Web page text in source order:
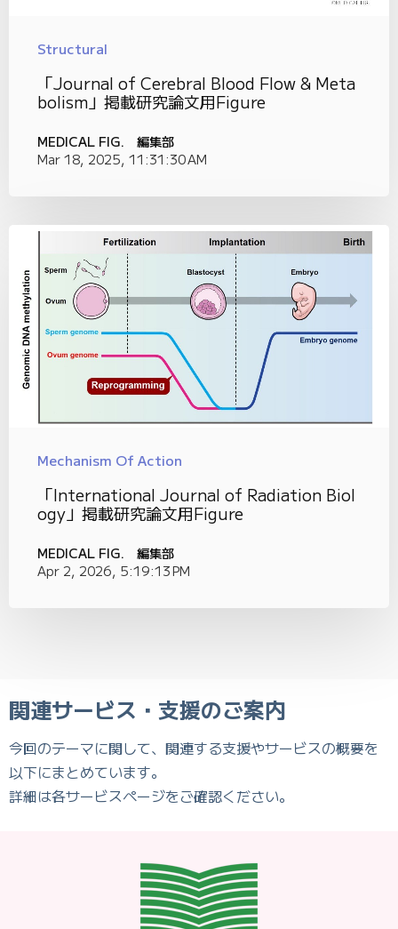
Structural
「Journal of Cerebral Blood Flow & Meta
bolism」掲載研究論文用Figure
MEDICAL FIG. 編集部
Mar 18, 2025, 11:31:30 AM
Mechanism Of Action
「International Journal of Radiation Biol
ogy」掲載研究論文用Figure
MEDICAL FIG. 編集部
Apr 2, 2026, 5:19:13 PM
関連サービス・支援のご案内
今回のテーマに関して、関連する支援やサービスの概要を
以下にまとめています。
詳細は各サービスページをご確認ください。